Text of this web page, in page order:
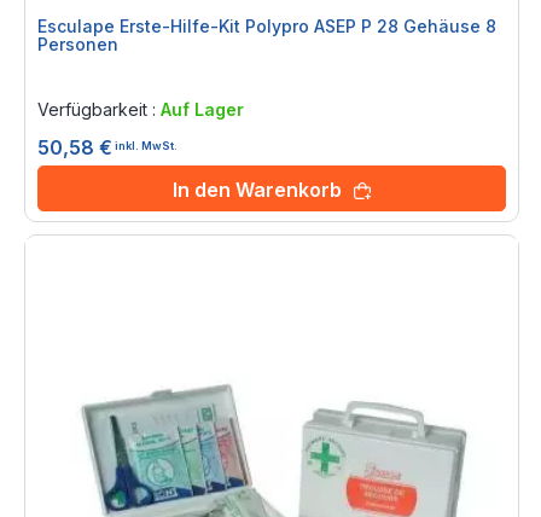
Esculape Erste-Hilfe-Kit Polypro ASEP P 28 Gehäuse 8
Personen
Verfügbarkeit : Auf Lager
50,58 € inkl. MwSt.
In den Warenkorb